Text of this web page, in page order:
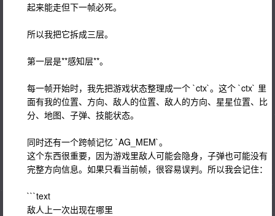
起来能走但下一帧必死。
所以我把它拆成三层。
第一层是**感知层**。
每一帧开始时，我先把游戏状态整理成一个 `ctx`。这个 `ctx` 里
面有我的位置、方向、敌人的位置、敌人的方向、星星位置、比
分、地图、子弹、技能状态。
同时还有一个跨帧记忆 `AG_MEM`。
这个东西很重要，因为游戏里敌人可能会隐身，子弹也可能没有
完整方向信息。如果只看当前帧，很容易误判。所以我会记住：
```text
敌人上一次出现在哪里